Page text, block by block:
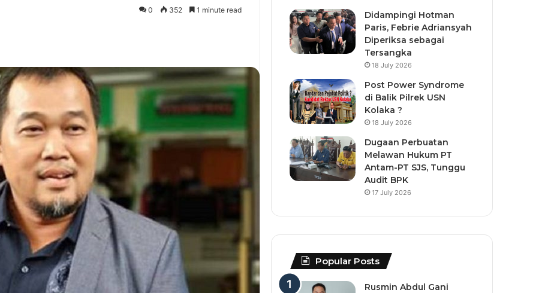
0 352 1 minute read
Didampingi Hotman
Paris, Febrie Adriansyah
Diperiksa sebagai
Tersangka
18 July 2026
Post Power Syndrome
di Balik Pilrek USN
Kolaka ?
18 July 2026
Dugaan Perbuatan
Melawan Hukum PT
Antam-PT SJS, Tunggu
Audit BPK
17 July 2026
Popular Posts
Rusmin Abdul Gani